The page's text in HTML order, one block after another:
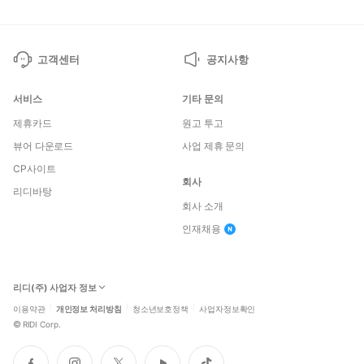
고객센터 공지사항
서비스
제휴카드
뷰어 다운로드
CP사이트
리디바탕
기타 문의
원고 투고
사업 제휴 문의
회사
회사 소개
인재채용
리디(주) 사업자 정보
이용약관 개인정보 처리방침 청소년보호정책 사업자정보확인
© RIDI Corp.